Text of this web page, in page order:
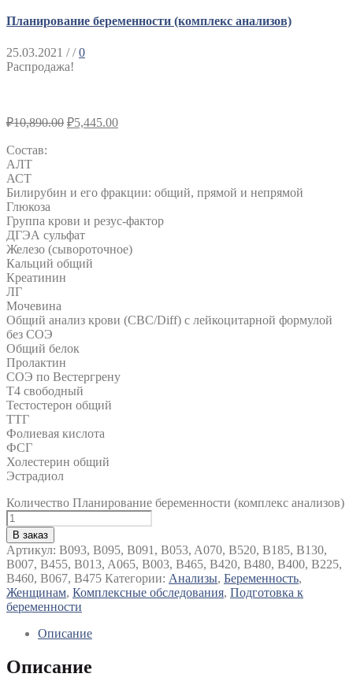
Планирование беременности (комплекс анализов)
25.03.2021 / /0
Распродажа!
₽10,890.00 ₽5,445.00
Состав:
АЛТ
АСТ
Билирубин и его фракции: общий, прямой и непрямой
Глюкоза
Группа крови и резус-фактор
ДГЭА сульфат
Железо (сывороточное)
Кальций общий
Креатинин
ЛГ
Мочевина
Общий анализ крови (CBC/Diff) с лейкоцитарной формулой
без СОЭ
Общий белок
Пролактин
СОЭ по Вестергрену
Т4 свободный
Тестостерон общий
ТТГ
Фолиевая кислота
ФСГ
Холестерин общий
Эстрадиол
Количество Планирование беременности (комплекс анализов)
В заказ
Артикул: B093, B095, B091, B053, A070, B520, B185, B130,
B007, B455, B013, A065, B003, B465, B420, B480, B400, B225,
B460, B067, B475 Категории: Анализы, Беременность,
Женщинам, Комплексные обследования, Подготовка к
беременности
Описание
Описание